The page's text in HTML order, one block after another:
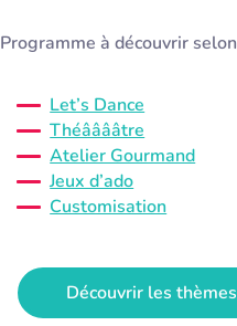
Programme à découvrir
Let’s Dance
Théââââtre
Atelier Gourmand
Jeux d’ado
Customisation
Découvrir les thèmes